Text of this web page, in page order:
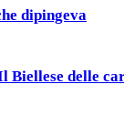
dipingeva
Biellese delle